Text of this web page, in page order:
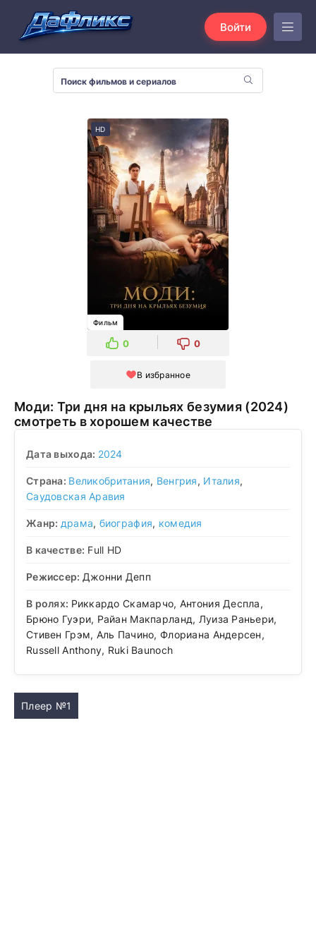
Войти
HD
Фильм
0 0
В избранное
Моди: Три дня на крыльях безумия (2024)
смотреть в хорошем качестве
Дата выхода: 2024
Страна: Великобритания, Венгрия, Италия,
Саудовская Аравия
Жанр: драма, биография, комедия
В качестве: Full HD
Режиссер: Джонни Депп
В ролях: Риккардо Скамарчо, Антония Деспла,
Брюно Гуэри, Райан Макпарланд, Луиза Раньери,
Стивен Грэм, Аль Пачино, Флориана Андерсен,
Russell Anthony, Ruki Baunoch
Плеер №1